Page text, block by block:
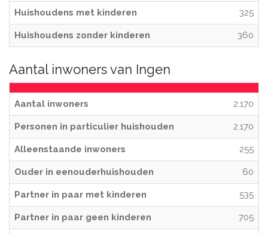
Huishoudens met kinderen 325
Huishoudens zonder kinderen 360
Aantal inwoners van Ingen
Aantal inwoners 2.170
Personen in particulier huishouden 2.170
Alleenstaande inwoners 255
Ouder in eenouderhuishouden 60
Partner in paar met kinderen 535
Partner in paar geen kinderen 705